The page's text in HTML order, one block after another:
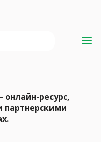
ресурс,